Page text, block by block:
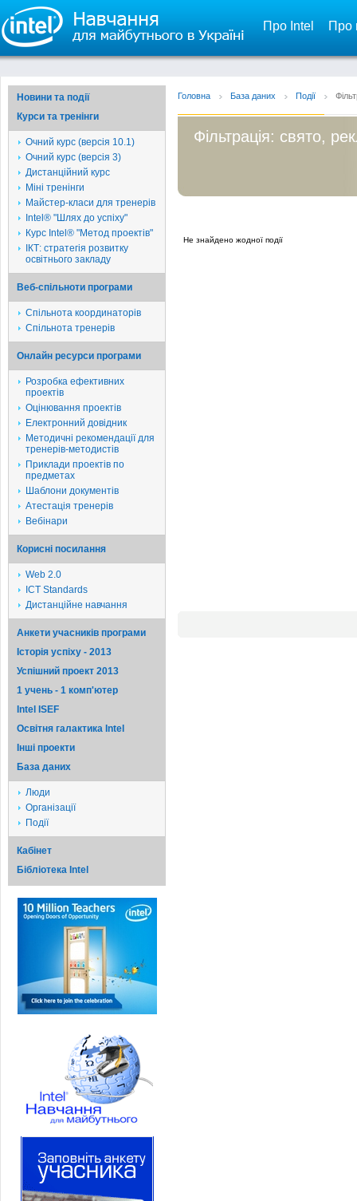
Про Intel Про
Новини та події
Курси та тренінги
Очний курс (версія 10.1)
Очний курс (версія 3)
Дистанційний курс
Міні тренінги
Майстер-класи для тренерів
Intel® "Шлях до успіху"
Курс Intel® "Метод проектів"
ІКТ: стратегія розвитку
освітнього закладу
Веб-спільноти програми
Спільнота координаторів
Спільнота тренерів
Онлайн ресурси програми
Розробка ефективних
проектів
Оцінювання проектів
Електронний довідник
Методичні рекомендації для
тренерів-методистів
Приклади проектів по
предметах
Шаблони документів
Атестація тренерів
Вебінари
Корисні посилання
Web 2.0
ICT Standards
Дистанційне навчання
Анкети учасників програми
Історія успіху - 2013
Успішний проект 2013
1 учень - 1 комп'ютер
Intel ISEF
Освітня галактика Intel
Iншi проекти
База даних
Люди
Організації
Події
Кабінет
Бібліотека Intel
Головна База даних Події
Фільтрація: свято,
Не знайдено жодної події